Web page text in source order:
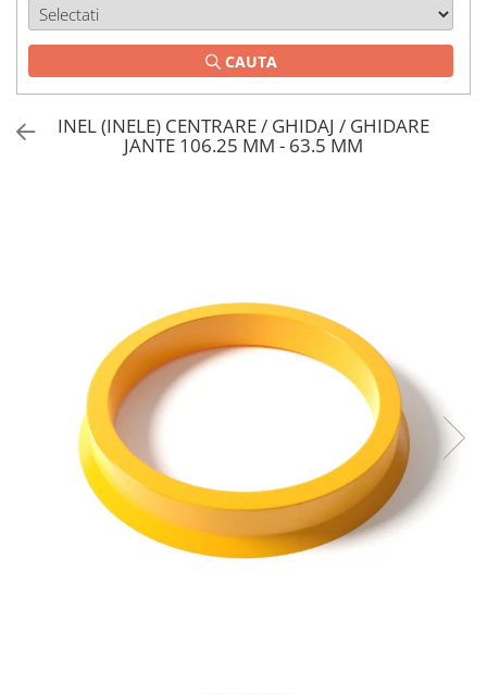
CAUTA
INEL (INELE) CENTRARE / GHIDAJ / GHIDARE
JANTE 106.25 MM - 63.5 MM